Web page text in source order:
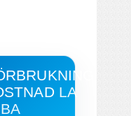
LA